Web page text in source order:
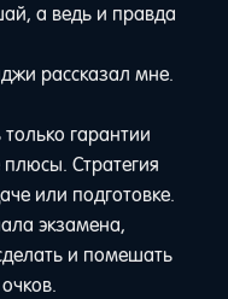
а ведь и правда
рассказал мне.
гарантии
Стратегия
или подготовке.
экзамена,
и помешать